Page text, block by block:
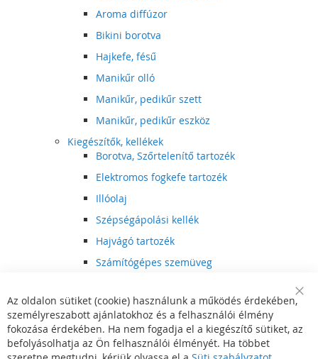
Aroma diffúzor
Bikini borotva
Hajkefe, fésű
Manikűr olló
Manikűr, pedikűr szett
Manikűr, pedikűr eszköz
Kiegészítők, kellékek
Borotva, Szőrtelenítő tartozék
Elektromos fogkefe tartozék
Illóolaj
Szépségápolási kellék
Hajvágó tartozék
Számítógépes szemüveg
Hajvágó kiegészítő
Szórakoztató elektronika
Multimédia
DVD, BluRay lejátszó
Bar
Az oldalon sütiket (cookie) használunk a működés érdekében,
személyreszabott ajánlatokhoz és a felhasználói élmény
fokozása érdekében. Ha nem fogadja el a kiegészítő sütiket, az
befolyásolhatja az Ön felhasználói élményét. Ha többet